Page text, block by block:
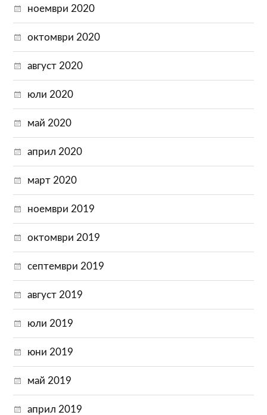
ноември 2020
октомври 2020
август 2020
юли 2020
май 2020
април 2020
март 2020
ноември 2019
октомври 2019
септември 2019
август 2019
юли 2019
юни 2019
май 2019
април 2019